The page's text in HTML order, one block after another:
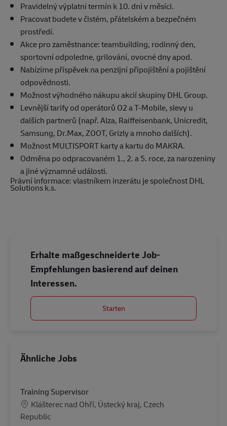
Pravidelný výplatní termín k 10. dni v měsíci.
Pracovat budete v čistém, přátelském a bezpečném
prostředí.
Akce pro zaměstnance: teambuilding, rodinný den,
sportovní odpoledne, grilování, ovocné dny apod.
Nabízíme příspěvek na penzijní připojištění a pojištění
odpovědnosti.
Možnost výhodného nákupu akcií skupiny DHL Group.
Levnější tarify od operátorů O2 a T-Mobile, slevy u
dalších partnerů (např. Alza, Raiffeisenbank, Unicredit,
Samsung, Dr.Max, ZOOT, Grizly a mnoho dalších).
Možnost MULTISPORT karty a kartu do MAKRA.
Odměna po odpracovaném 1., 2. a 5. roce, za narozeniny
a jiné významné události.
Právní informace: vlastníkem inzerátu je společnost DHL
Solutions k.s.
Erhalte maßgeschneiderte Job-
Empfehlungen basierend auf deinen
Interessen.
Starten
Ähnliche Jobs
Training Supervisor
Standort
Klášterec nad Ohří, Ústecký kraj, Czech
Republic